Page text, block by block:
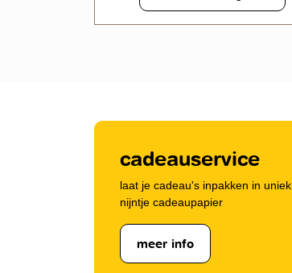
cadeauservice
laat je cadeau's inpakken in uniek
nijntje cadeaupapier
meer info